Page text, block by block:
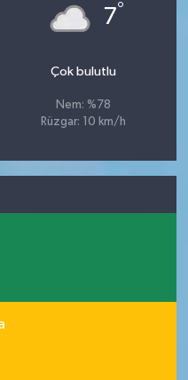
7°
Çok bulutlu
Nem: %78
Rüzgar: 10 km/h